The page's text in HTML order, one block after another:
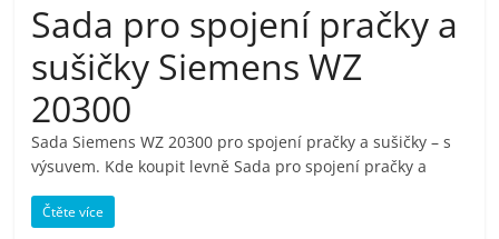
pračky,
televize,
notebooky,
Sada pro spojení pračky a
sušičky Siemens WZ
20300
Sada Siemens WZ 20300 pro spojení pračky a sušičky – s
výsuvem. Kde koupit levně Sada pro spojení pračky a
Čtěte více